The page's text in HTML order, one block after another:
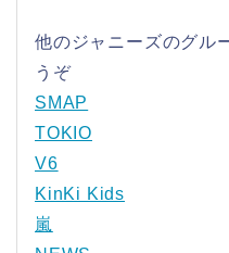
他のジャニーズのグル
うぞ
SMAP
TOKIO
V6
KinKi Kids
嵐